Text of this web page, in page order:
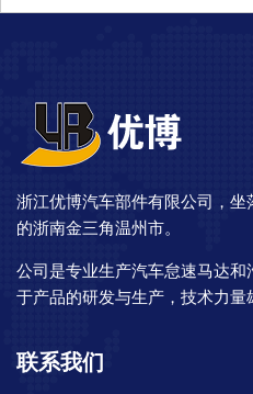
浙江优博汽车部件有限公司，坐
的浙南金三角温州市。
公司是专业生产汽车怠速马达和
于产品的研发与生产，技术力量
联系我们